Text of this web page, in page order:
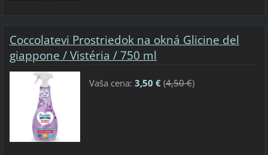
Coccolatevi Prostriedok na okná Glicine del
giappone / Vistéria / 750 ml
Vaša cena: 3,50 €(4,50 €)